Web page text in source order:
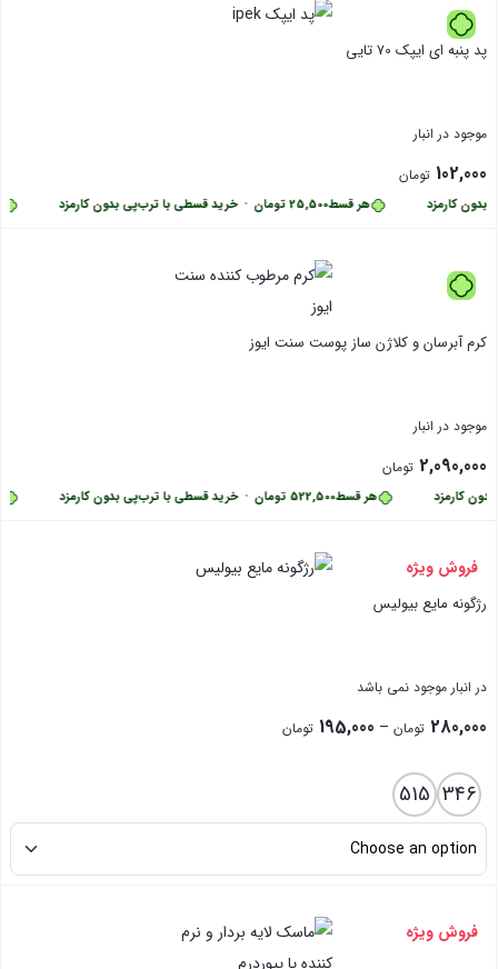
هر قسط25,500تومان • خرید قسطی با ترب‌پی بدون کارمزد کارمزد
پد پنبه ای ایپک 70 تایی
موجود در انبار
102,000 تومان
هر قسط522,500تومان • خرید قسطی با ترب‌پی بدون کارمزد کارمزد
کرم آبرسان و کلاژن ساز پوست سنت ایوز
موجود در انبار
2,090,000 تومان
فروش ویژه
رژگونه مایع بیولیس
در انبار موجود نمی باشد
280,000 تومان –
195,000 تومانPrice
through
346
515
فروش ویژه